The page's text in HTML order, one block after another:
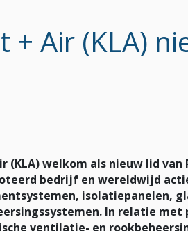
+ Air (KLA)
(KLA) welkom als nieuw lid
bedrijf en wereldwijd
isolatiepanelen,
In relatie met
ventilatie- en